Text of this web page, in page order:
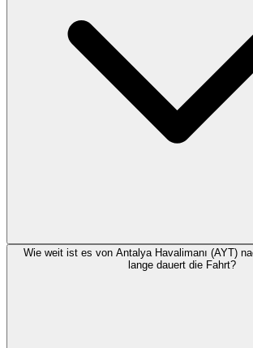
Wie weit ist es von Antalya Havalimanı (AYT)
lange dauert die Fahrt?